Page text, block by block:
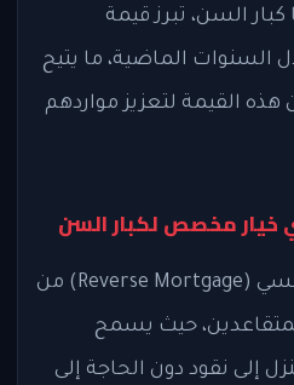
السن، تبرز قيمة
السنوات الماضية، ما يتيح
القيمة لتعزيز مواردهم
خيار مخصص لكبار السن
يُعد الرهن العقاري العكسي (Reverse Mortgage) من
حيث يسمح
إلى نقود دون الحاجة إلى